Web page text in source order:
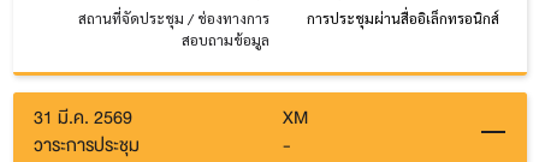
สถานที่จัดประชุม / ช่องทางการ
สอบถามข้อมูล
การประชุมผ่านสื่ออิเล็กทรอนิกส์
31 มี.ค. 2569
XM
วาระการประชุม
-